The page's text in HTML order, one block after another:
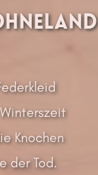
Knochen
der Tod.